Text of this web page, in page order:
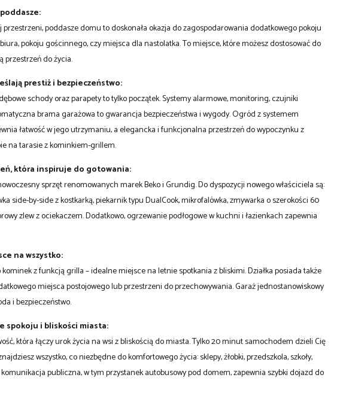
poddasze domu to doskonała okazja do zagospodarowania dodatkowego pokoju
pokoju gościnnego, czy miejsca dla nastolatka. To miejsce, które możesz dostosować do
przestrzeń do życia.
prestiż i bezpieczeństwo:
schody oraz parapety to tylko początek. Systemy alarmowe, monitoring, czujniki
brama garażowa to gwarancja bezpieczeństwa i wygody. Ogród z systemem
łatwość w jego utrzymaniu, a elegancka i funkcjonalna przestrzeń do wypoczynku z
na tarasie z kominkiem-grillem.
która inspiruje do gotowania:
sprzęt renomowanych marek Beko i Grundig. Do dyspozycji nowego właściciela są:
side-by-side z kostkarką, piekarnik typu DualCook, mikrofalówka, zmywarka o szerokości 60
zlew z ociekaczem. Dodatkowo, ogrzewanie podłogowe w kuchni i łazienkach zapewnia
na wszystko:
z funkcją grilla – idealne miejsce na letnie spotkania z bliskimi. Działka posiada także
miejsca postojowego lub przestrzeni do przechowywania. Garaż jednostanowiskowy
i bezpieczeństwo.
spokoju i bliskości miasta:
która łączy urok życia na wsi z bliskością do miasta. Tylko 20 minut samochodem dzieli Cię
wszystko, co niezbędne do komfortowego życia: sklepy, żłobki, przedszkola, szkoły,
publiczna, w tym przystanek autobusowy pod domem, zapewnia szybki dojazd do